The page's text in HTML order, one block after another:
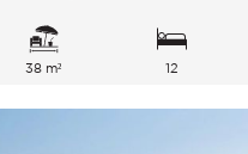
38 m²
12